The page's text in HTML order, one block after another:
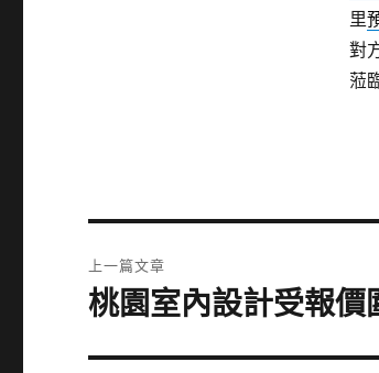
里
對
蒞
章
上一篇文章
上
篇
桃園室內設計受報